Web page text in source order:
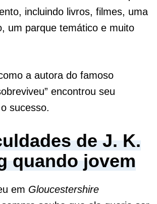
incluindo livros, filmes, uma
um parque temático e muito
a autora do famoso
encontrou seu
sucesso.
de J. K.
quando jovem
em Gloucestershire